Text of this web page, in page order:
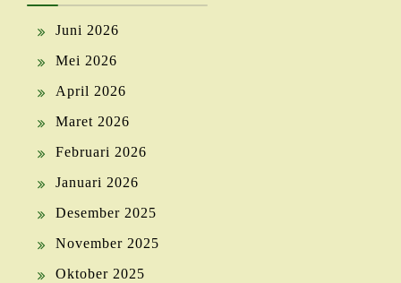
Juni 2026
Mei 2026
April 2026
Maret 2026
Februari 2026
Januari 2026
Desember 2025
November 2025
Oktober 2025